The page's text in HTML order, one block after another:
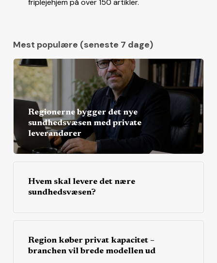
friplejehjem på over 150 artikler.
Mest populære (seneste 7 dage)
Regionerne bygger det nye
sundhedsvæsen med private
leverandører
Hvem skal levere det nære
sundhedsvæsen?
Region køber privat kapacitet –
branchen vil brede modellen ud